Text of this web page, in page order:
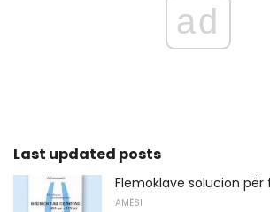
ad
Last updated posts
Flemoklave solucion
AMËSI